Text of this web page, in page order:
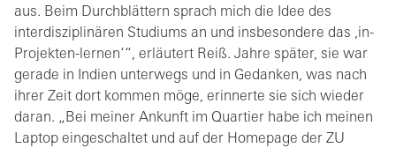
aus. Beim Durchblättern sprach mich die Idee des
interdisziplinären Studiums an und insbesondere das ,in-
Projekten-lernen‘“, erläutert Reiß. Jahre später, sie war
gerade in Indien unterwegs und in Gedanken, was nach
ihrer Zeit dort kommen möge, erinnerte sie sich wieder
daran. „Bei meiner Ankunft im Quartier habe ich meinen
Laptop eingeschaltet und auf der Homepage der ZU